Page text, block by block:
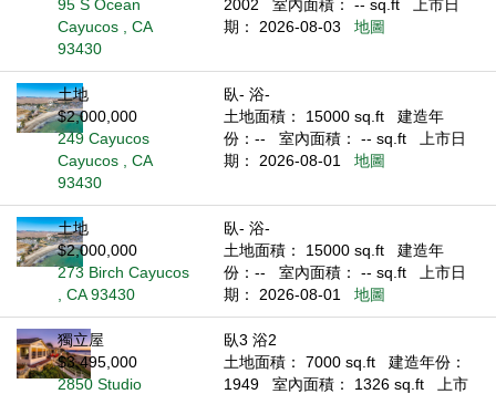
95 S Ocean
Cayucos , CA
93430
2002
室內面積： -- sq.ft
上市日
期： 2026-08-03
地圖
土地
$2,000,000
249 Cayucos
Cayucos , CA
93430
臥- 浴-
土地面積： 15000 sq.ft
建造年
份：--
室內面積： -- sq.ft
上市日
期： 2026-08-01
地圖
土地
$2,000,000
273 Birch Cayucos
, CA 93430
臥- 浴-
土地面積： 15000 sq.ft
建造年
份：--
室內面積： -- sq.ft
上市日
期： 2026-08-01
地圖
獨立屋
$3,495,000
2850 Studio
臥3 浴2
土地面積： 7000 sq.ft
建造年份：
1949
室內面積： 1326 sq.ft
上市